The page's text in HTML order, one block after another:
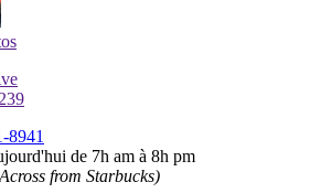
8941
de 7h am à 8h pm
from Starbucks)